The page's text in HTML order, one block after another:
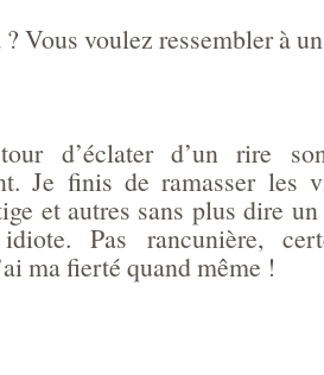
Vous voulez ressembler à
d’éclater d’un rire
Je finis de ramasser les
et autres sans plus dire
Pas rancunière,
ma fierté quand même !